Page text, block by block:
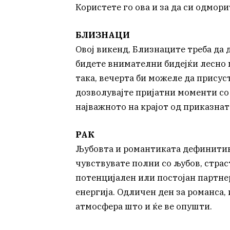
Користете го ова и за да си
БЛИЗНАЦИ
Овој викенд, Близнаците треба да
бидете внимателни бидејќи
така, вечерта би можеле да
дозволувајте пријатни моменти
најважното на крајот од
РАК
Љубовта и романтиката
чувствувате полни со љубов,
потенцијален или постојан
енергија. Одличен ден за романса,
атмосфера што и ќе ве опушти.